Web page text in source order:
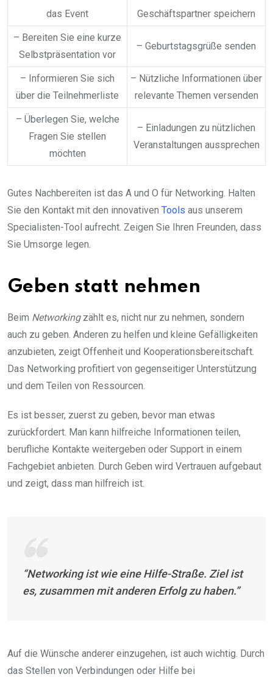
das Event
Geschäftspartner speichern
– Bereiten Sie eine kurze
Selbstpräsentation vor
– Geburtstagsgrüße senden
– Informieren Sie sich
über die Teilnehmerliste
– Nützliche Informationen über
relevante Themen versenden
– Überlegen Sie, welche
Fragen Sie stellen
möchten
– Einladungen zu nützlichen
Veranstaltungen aussprechen
Gutes Nachbereiten ist das A und O für Networking. Halten
Sie den Kontakt mit den innovativen Tools aus unserem
Specialisten-Tool aufrecht. Zeigen Sie Ihren Freunden, dass
Sie Umsorge legen.
Geben statt nehmen
Beim Networkingzählt es, nicht nur zu nehmen, sondern
auch zu geben. Anderen zu helfen und kleine Gefälligkeiten
anzubieten, zeigt Offenheit und Kooperationsbereitschaft.
Das Networking profitiert von gegenseitiger Unterstützung
und dem Teilen von Ressourcen.
Es ist besser, zuerst zu geben, bevor man etwas
zurückfordert. Man kann hilfreiche Informationen teilen,
berufliche Kontakte weitergeben oder Support in einem
Fachgebiet anbieten. Durch Geben wird Vertrauen aufgebaut
und zeigt, dass man hilfreich ist.
“Networking ist wie eine Hilfe-Straße. Ziel ist
es, zusammen mit anderen Erfolg zu haben.”
Auf die Wünsche anderer einzugehen, ist auch wichtig. Durch
das Stellen von Verbindungen oder Hilfe bei